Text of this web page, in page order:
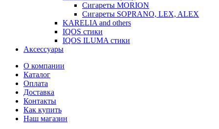
Сигареты MORION
Сигареты SOPRANO, LEX, ALEX
KARELIA and others
IQOS стики
IQOS ILUMA стики
Аксессуары
О компании
Каталог
Оплата
Доставка
Контакты
Как купить
Наш магазин